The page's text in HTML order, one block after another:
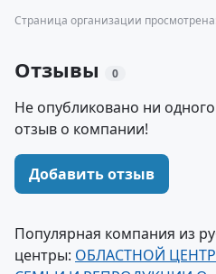
Страница организации
Отзывы 0
Не опубликовано ни
отзыв о компании!
Добавить отзыв
Популярная компания из
центры: ОБЛАСТНОЙ